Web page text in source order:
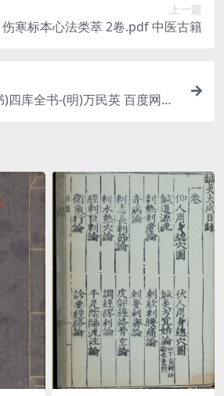
上一篇
伤寒标本心法类萃 2卷.pdf 中医古籍
全书-(明)万民英 百度网盘